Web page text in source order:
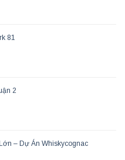
81
2
– Dự Án Whiskycognac